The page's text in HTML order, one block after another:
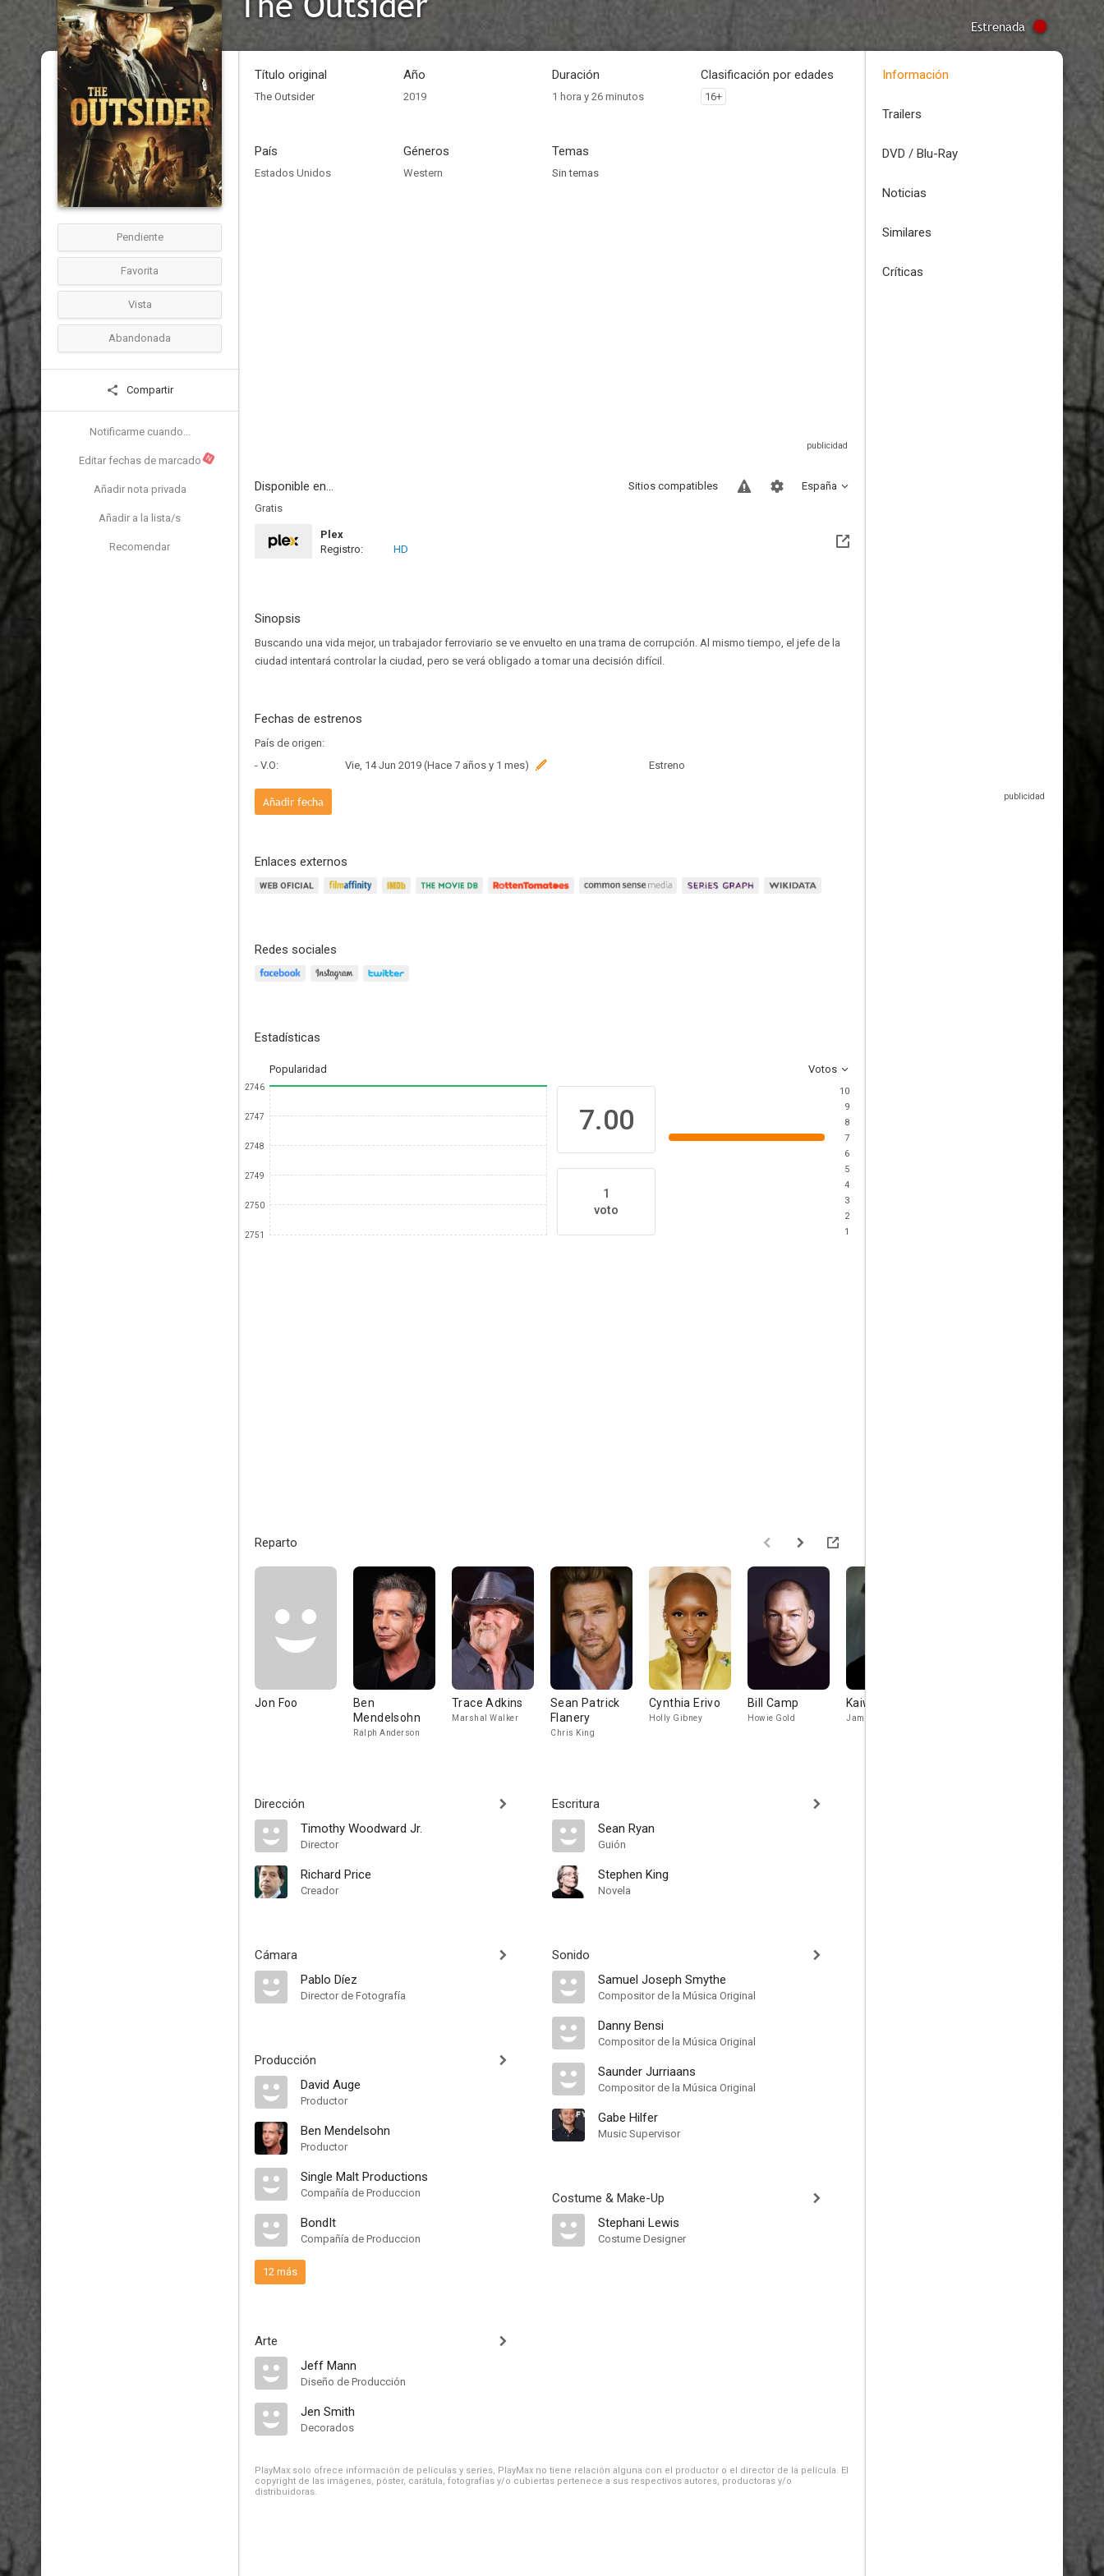
Estrenada
Pendiente
Favorita
Vista
Abandonada
Compartir
Notificarme cuando...
Editar fechas de marcado N
Añadir nota privada
Añadir a la lista/s
Recomendar
Título original
The Outsider
Año
2019
Duración
1 hora y 26 minutos
Clasificación por edades
16+
País
Estados Unidos
Géneros
Western
Temas
Sin temas
Disponible en... España
Sitios compatibles
Gratis
Plex
Registro:
HD
Sinopsis
Buscando una vida mejor, un trabajador ferroviario se ve envuelto en una trama de corrupción. Al mismo tiempo, el jefe de la
ciudad intentará controlar la ciudad, pero se verá obligado a tomar una decisión difícil.
Fechas de estrenos
País de origen:
- V.O:
Vie, 14 Jun 2019 (Hace 7 años y 1 mes) Estreno
Añadir fecha
Enlaces externos
Redes sociales
Estadísticas
Popularidad Votos
2746
2747
2748
2749
2750
2751
7.00
1
voto
10
9
8
7
6
5
4
3
2
1
Reparto
Jon Foo
Ben
Mendelsohn
Ralph Anderson
Trace Adkins
Marshal Walker
Sean Patrick
Flanery
Chris King
Cynthia Erivo
Holly Gibney
Bill Camp
Howie Gold
Kaiwi Lyman
James Walker
Jeremy
Alec Pelley
Dirección
Timothy Woodward Jr.
Director
Richard Price
Creador
Cámara
Pablo Díez
Director de Fotografía
Producción
David Auge
Productor
Ben Mendelsohn
Productor
Single Malt Productions
Compañía de Produccion
BondIt
Compañía de Produccion
12 más
Arte
Jeff Mann
Diseño de Producción
Jen Smith
Decorados
Escritura
Sean Ryan
Guión
Stephen King
Novela
Sonido
Samuel Joseph Smythe
Compositor de la Música Original
Danny Bensi
Compositor de la Música Original
Saunder Jurriaans
Compositor de la Música Original
Gabe Hilfer
Music Supervisor
Costume & Make-Up
Stephani Lewis
Costume Designer
PlayMax solo ofrece información de películas y series, PlayMax no tiene relación alguna con el productor o el director de la película. El
copyright de las imágenes, póster, carátula, fotografías y/o cubiertas pertenece a sus respectivos autores, productoras y/o
distribuidoras.
Información
Trailers
DVD / Blu-Ray
Noticias
Similares
Críticas